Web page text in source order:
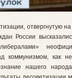
отвергнутую
России
коммунизмом, как
нашего